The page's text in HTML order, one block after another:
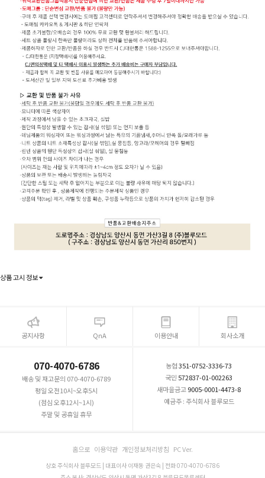
상품 고시 정보
공지사항 QnA 이용안내 회사소개
070-4070-6786
배송 및 재고문의 070-4070-6789
평일 오전10시~오후5시
(점심 오후12시~1시)
주말 및 공휴일 휴무
농협351-0752-3336-73
국민 572837-01-002263
새마을금고9005-0001-4473-8
예금주 : 주식회사 블루모드
홈으로 이용약관 개인정보처리방침 PC Ver.
상호 주식회사 블루모드 | 대표이사 이재동 권은숙 | 전화 070-4070-6786